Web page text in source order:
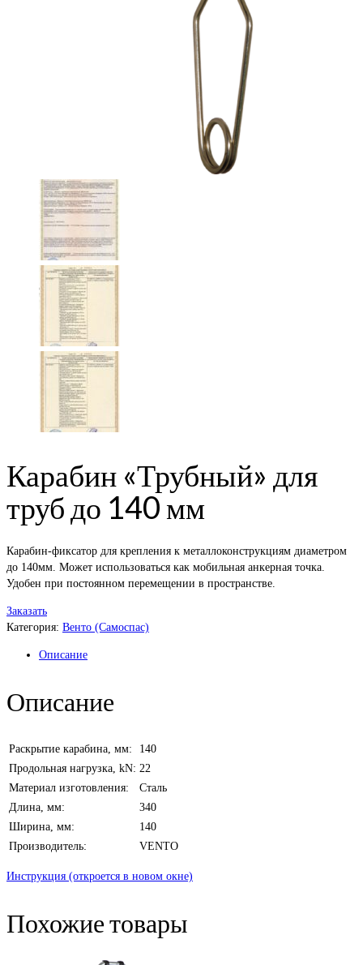
Карабин «Трубный» для
труб до 140 мм
Карабин-фиксатор для крепления к металлоконструкциям диаметром
до 140мм. Может использоваться как мобильная анкерная точка.
Удобен при постоянном перемещении в пространстве.
Заказать
Категория: Венто (Самоспас)
Описание
Описание
Раскрытие карабина, мм:
140
Продольная нагрузка, kN: 22
Материал изготовления:
Сталь
Длина, мм:
340
Ширина, мм:
140
Производитель:
VENTO
Инструкция (откроется в новом окне)
Похожие товары